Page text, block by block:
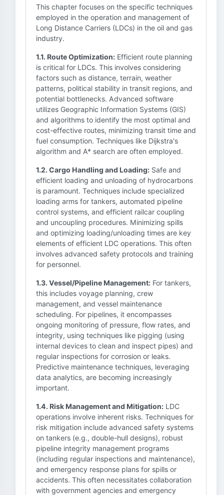
This chapter focuses on the specific techniques
employed in the operation and management of
Long Distance Carriers (LDCs) in the oil and gas
industry.
1.1. Route Optimization: Efficient route planning
is critical for LDCs. This involves considering
factors such as distance, terrain, weather
patterns, political stability in transit regions, and
potential bottlenecks. Advanced software
utilizes Geographic Information Systems (GIS)
and algorithms to identify the most optimal and
cost-effective routes, minimizing transit time and
fuel consumption. Techniques like Dijkstra's
algorithm and A* search are often employed.
1.2. Cargo Handling and Loading: Safe and
efficient loading and unloading of hydrocarbons
is paramount. Techniques include specialized
loading arms for tankers, automated pipeline
control systems, and efficient railcar coupling
and uncoupling procedures. Minimizing spills
and optimizing loading/unloading times are key
elements of efficient LDC operations. This often
involves advanced safety protocols and training
for personnel.
1.3. Vessel/Pipeline Management: For tankers,
this includes voyage planning, crew
management, and vessel maintenance
scheduling. For pipelines, it encompasses
ongoing monitoring of pressure, flow rates, and
integrity, using techniques like pigging (using
internal devices to clean and inspect pipes) and
regular inspections for corrosion or leaks.
Predictive maintenance techniques, leveraging
data analytics, are becoming increasingly
important.
1.4. Risk Management and Mitigation: LDC
operations involve inherent risks. Techniques for
risk mitigation include advanced safety systems
on tankers (e.g., double-hull designs), robust
pipeline integrity management programs
(including regular inspections and maintenance),
and emergency response plans for spills or
accidents. This often necessitates collaboration
with government agencies and emergency